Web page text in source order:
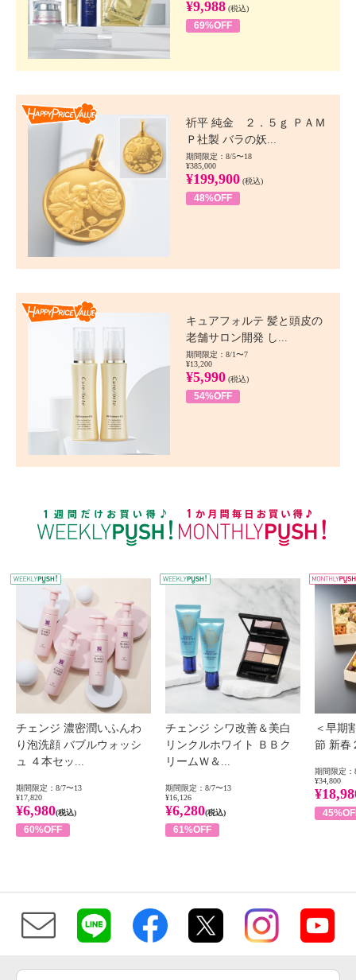
¥9,988 (税込)
69%OFF
祈平 純金 ２．５ｇ ＰＡＭ
Ｐ社製 バラの妖...
期間限定：8/5〜18
¥385,000
¥199,900 (税込)
48%OFF
キュアフォルテ 髪と頭皮の
老舗サロン開発 し...
期間限定：8/1〜7
¥13,200
¥5,990 (税込)
54%OFF
WEEKLY PUSH
チェンジ 濃密潤いふんわ
り泡洗顔 バブルウォッシ
ュ ４本セッ...
期間限定：8/7〜13
¥17,820
¥6,980(税込)
60%OFF
チェンジ シワ改善＆美白
リンクルホワイト ＢＢク
リームＷ＆...
期間限定：8/7〜13
¥16,126
¥6,280(税込)
61%OFF
＜早期
節 新春
期間限定：
¥34,800